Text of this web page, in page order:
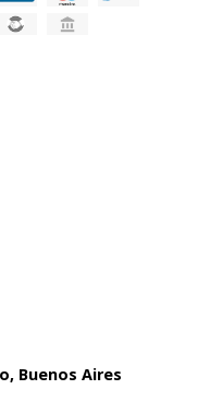
Buenos Aires